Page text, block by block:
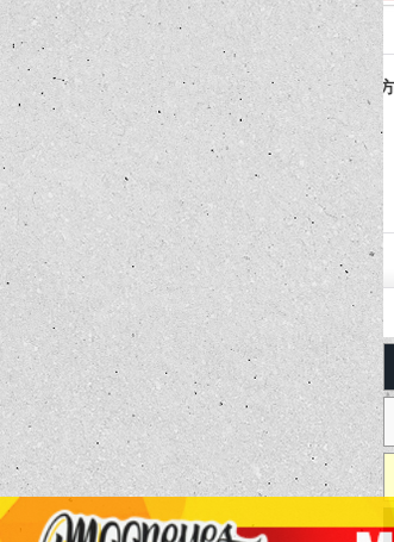
での立ち
靴とシャツ未着用の方にはサー
ビスしません
385円
(税込)